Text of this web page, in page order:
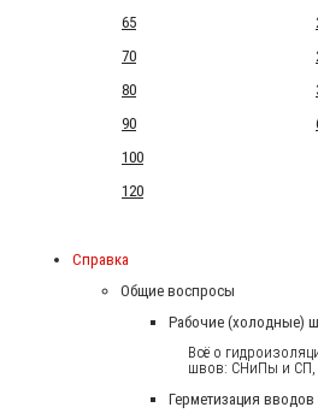
65
70
80
90
100
120
Справка
Общие воспросы
Рабочие (холодные)
Всё о
швов: СНиПы и СП,
Герметизация вводов